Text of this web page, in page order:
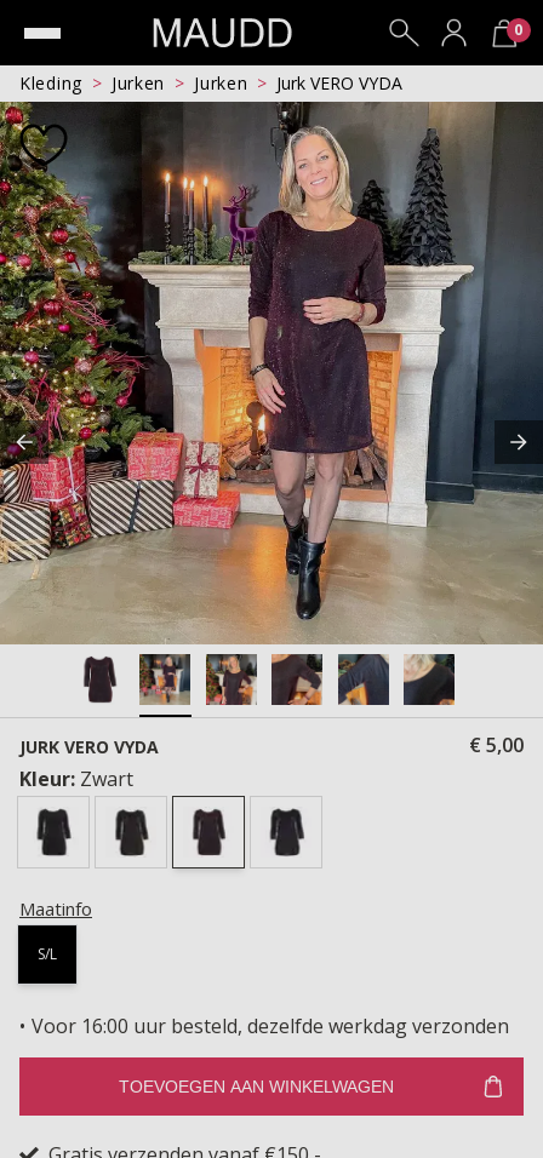
0
Kleding Jurken Jurken Jurk VERO VYDA
JURK VERO VYDA
€ 5,00
Kleur: Zwart
Maatinfo
S/L
Voor 16:00 uur besteld, dezelfde werkdag verzonden
TOEVOEGEN AAN WINKELWAGEN